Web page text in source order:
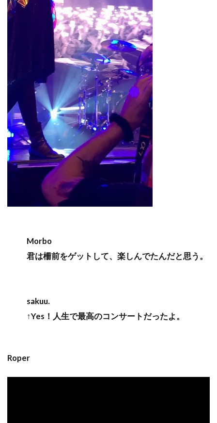
Morbo
君は柵前をゲットして、楽しんでたんだと思う。
sakuu.
↑Yes！人生で最高のコンサートだったよ。
Roper